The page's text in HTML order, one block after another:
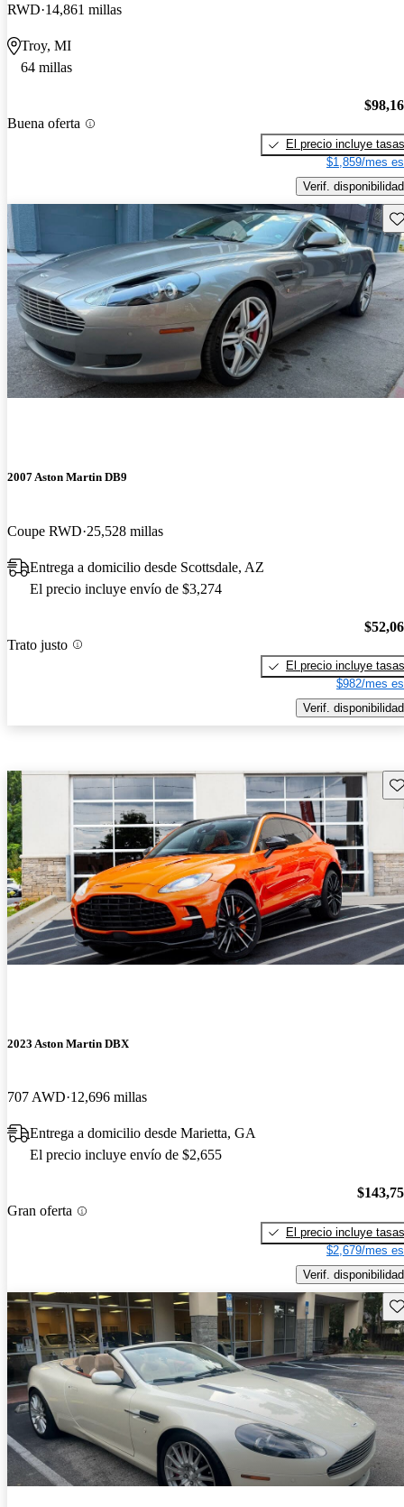
RWD 14,861 millas
Troy, MI
64 millas
Buena oferta
El precio incluye tasas
$1,859/mes
Verif. disponibilidad
2007 Aston Martin DB9
Coupe RWD 25,528 millas
Entrega a domicilio desde Scottsdale, AZ
El precio incluye envío de $3,274
Trato justo
El precio incluye tasas
$982/mes
Verif. disponibilidad
2023 Aston Martin DBX
707 AWD 12,696 millas
Entrega a domicilio desde Marietta, GA
El precio incluye envío de $2,655
Gran oferta
El precio incluye tasas
$2,679/mes
Verif. disponibilidad